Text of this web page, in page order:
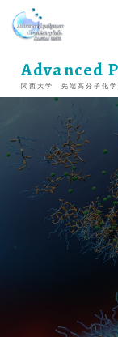
ッ
Advanced
関西大学 先端高分子化学